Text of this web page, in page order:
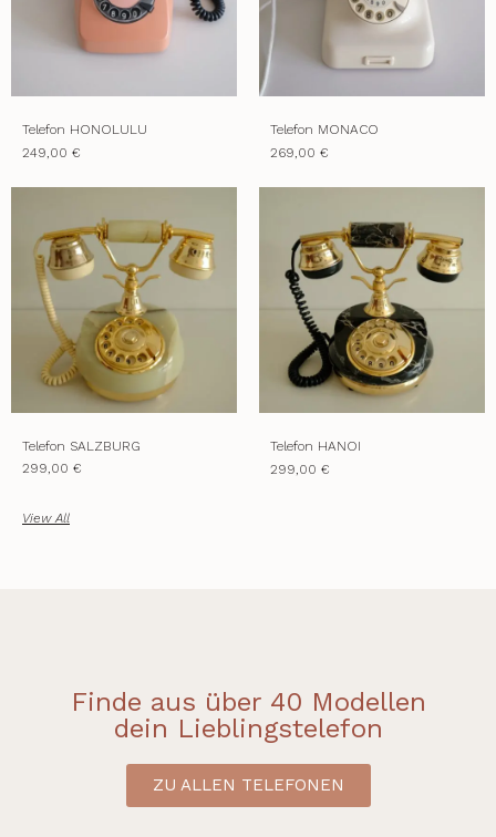
Telefon HONOLULU
249,00 €
Telefon MONACO
269,00 €
Telefon SALZBURG
299,00 €
View All
Telefon HANOI
299,00 €
Finde aus über 40 Modellen
dein Lieblingstelefon
ZU ALLEN TELEFONEN